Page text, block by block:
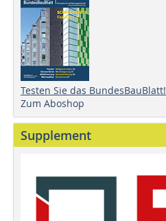
Testen Sie das BundesBauBlatt!
Zum Aboshop
Supplement